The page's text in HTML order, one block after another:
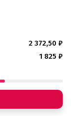
2 372,50 ₽
1 825 ₽